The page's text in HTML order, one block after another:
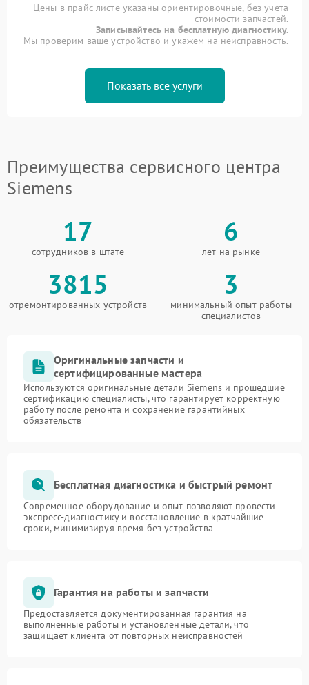
Цены в прайс-листе указаны ориентировочные, без учета
стоимости запчастей.
Записывайтесь на бесплатную диагностику.
Мы проверим ваше устройство и укажем на неисправность.
Показать все услуги
Преимущества сервисного центра
Siemens
17
сотрудников в штате
6
лет на рынке
3815
отремонтированных устройств
3
минимальный опыт работы
специалистов
Оригинальные запчасти и
сертифицированные мастера
Используются оригинальные детали Siemens и прошедшие
сертификацию специалисты, что гарантирует корректную
работу после ремонта и сохранение гарантийных
обязательств
Бесплатная диагностика и быстрый ремонт
Современное оборудование и опыт позволяют провести
экспресс-диагностику и восстановление в кратчайшие
сроки, минимизируя время без устройства
Гарантия на работы и запчасти
Предоставляется документированная гарантия на
выполненные работы и установленные детали, что
защищает клиента от повторных неисправностей